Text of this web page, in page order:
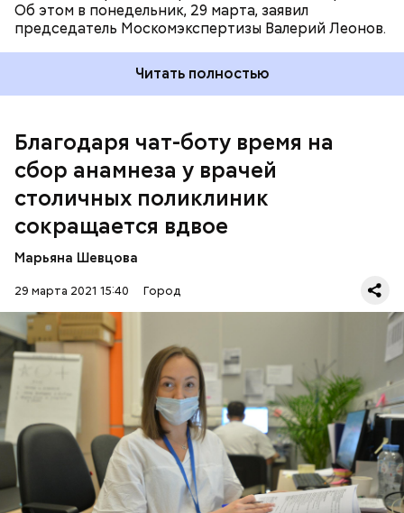
Об этом в понедельник, 29 марта, заявил
председатель Москомэкспертизы Валерий Леонов.
Читать полностью
Благодаря чат-боту время на
сбор анамнеза у врачей
столичных поликлиник
сокращается вдвое
Марьяна Шевцова
29 марта 2021 15:40 Город
— Указать жалобы можно в свободной форме, чат-
бот их поймет и задаст уточняющие вопросы,
последующий вопрос будет зависеть от ответа на
предыдущий, — уточнила Колесникова.
уделить пациенту.